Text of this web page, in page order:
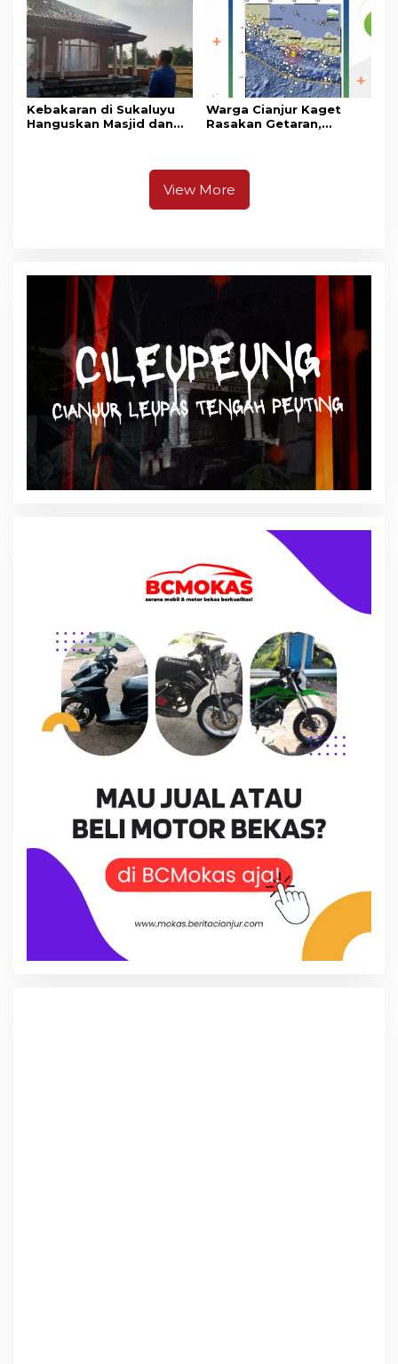
Masih Bersiaga
Kebakaran di Sukaluyu
Hanguskan Masjid dan
Warga Cianjur Kaget
Rasakan Getaran,
View More